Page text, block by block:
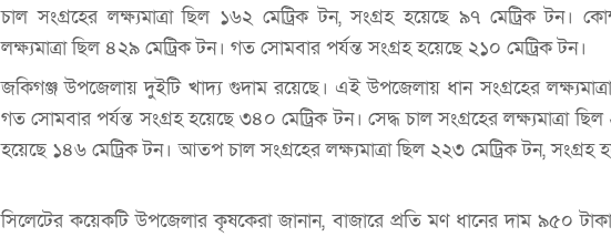
চাল সংগ্রহের লক্ষ্যমাত্রা ছিল ১৬২ মেট্রিক টন, সংগ্রহ হয়েছে ৯৭ মেট্রিক টন।
লক্ষ্যমাত্রা ছিল ৪২৯ মেট্রিক টন। গত সোমবার পর্যন্ত সংগ্রহ হয়েছে ২১০ মেট্রিক টন।
জকিগঞ্জ উপজেলায় দুইটি খাদ্য গুদাম রয়েছে। এই উপজেলায় ধান সংগ্রহের
গত সোমবার পর্যন্ত সংগ্রহ হয়েছে ৩৪০ মেট্রিক টন। সেদ্ধ চাল সংগ্রহের লক্ষ্যমাত্রা
হয়েছে ১৪৬ মেট্রিক টন। আতপ চাল সংগ্রহের লক্ষ্যমাত্রা ছিল ২২৩ মেট্রিক টন, সংগ্রহ
সিলেটের কয়েকটি উপজেলার কৃষকেরা জানান, বাজারে প্রতি মণ ধানের দাম ৯৫০